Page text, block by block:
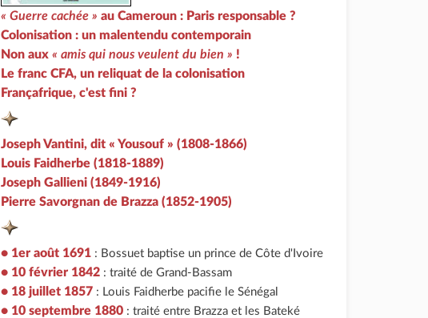
« Guerre cachée » au Cameroun : Paris responsable ?
Colonisation : un malentendu contemporain
Non aux « amis qui nous veulent du bien » !
Le franc CFA, un reliquat de la colonisation
Françafrique, c'est fini ?
Joseph Vantini, dit « Yousouf » (1808-1866)
Louis Faidherbe (1818-1889)
Joseph Gallieni (1849-1916)
Pierre Savorgnan de Brazza (1852-1905)
• 1er août 1691 : Bossuet baptise un prince de Côte d'Ivoire
• 10 février 1842 : traité de Grand-Bassam
• 18 juillet 1857 : Louis Faidherbe pacifie le Sénégal
• 10 septembre 1880 : traité entre Brazza et les Bateké